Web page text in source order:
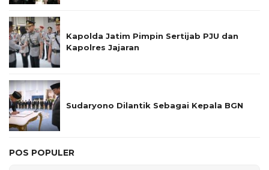
Kapolda Jatim Pimpin Sertijab PJU dan
Kapolres Jajaran
Sudaryono Dilantik Sebagai Kepala BGN
POS POPULER